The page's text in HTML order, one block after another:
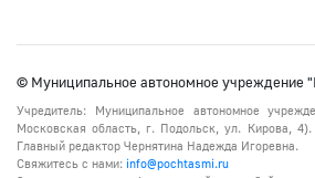
© Муниципальное автономное учреждение
Учредитель: Муниципальное автономное
Московская область, г. Подольск, ул. Кирова,
Главный редактор Чернятина Надежда Игоревна.
Свяжитесь с нами: info@pochtasmi.ru